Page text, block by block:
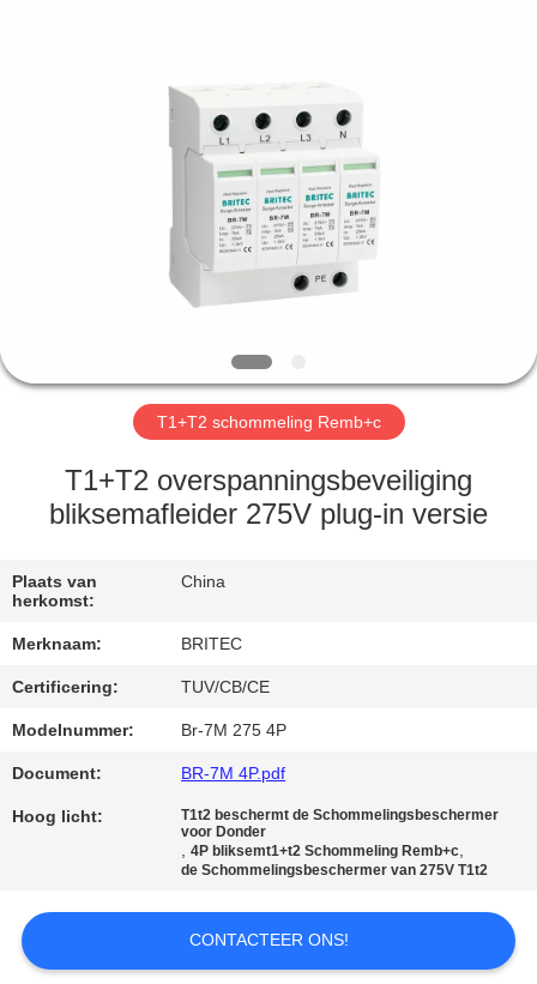
FABRIEKSREIS
KWALITEITSCONTROLE
ONS
NIEUWS
ALLE
GEVALLEN
SITEMAP
T1+T2 schommeling Remb+c
T1+T2 overspanningsbeveiliging
bliksemafleider 275V plug-in versie
Plaats van
herkomst:
China
Merknaam: BRITEC
Certificering: TUV/CB/CE
Modelnummer: Br-7M 275 4P
Document: BR-7M 4P.pdf
Hoog licht:
T1t2 beschermt de Schommelingsbeschermer
voor Donder
,4P bliksemt1+t2 Schommeling Remb+c,
de Schommelingsbeschermer van 275V T1t2
CONTACTEER ONS!